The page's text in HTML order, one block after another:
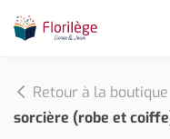
Retour à la boutique
sorcière (robe et